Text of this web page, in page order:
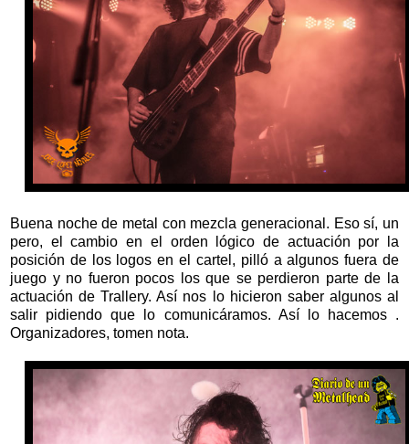
Buena noche de metal con mezcla generacional. Eso sí, un
pero, el cambio en el orden lógico de actuación por la
posición de los logos en el cartel, pilló a algunos fuera de
juego y no fueron pocos los que se perdieron parte de la
actuación de Trallery. Así nos lo hicieron saber algunos al
salir pidiendo que lo comunicáramos. Así lo hacemos .
Organizadores, tomen nota.